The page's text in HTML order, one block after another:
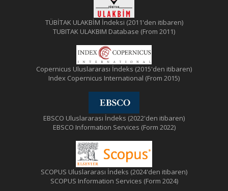
TÜBİTAK ULAKBİM İndeksi (2011'den itibaren)
TUBITAK ULAKBIM Database (From 2011)
Copernicus Uluslararası İndeks (2015'den itibaren)
Index Copernicus International (From 2015)
EBSCO Uluslararası İndeks (2022'den itibaren)
EBSCO Information Services (Form 2022)
SCOPUS Uluslararası İndeks (2024'den itibaren)
SCOPUS Information Services (Form 2024)